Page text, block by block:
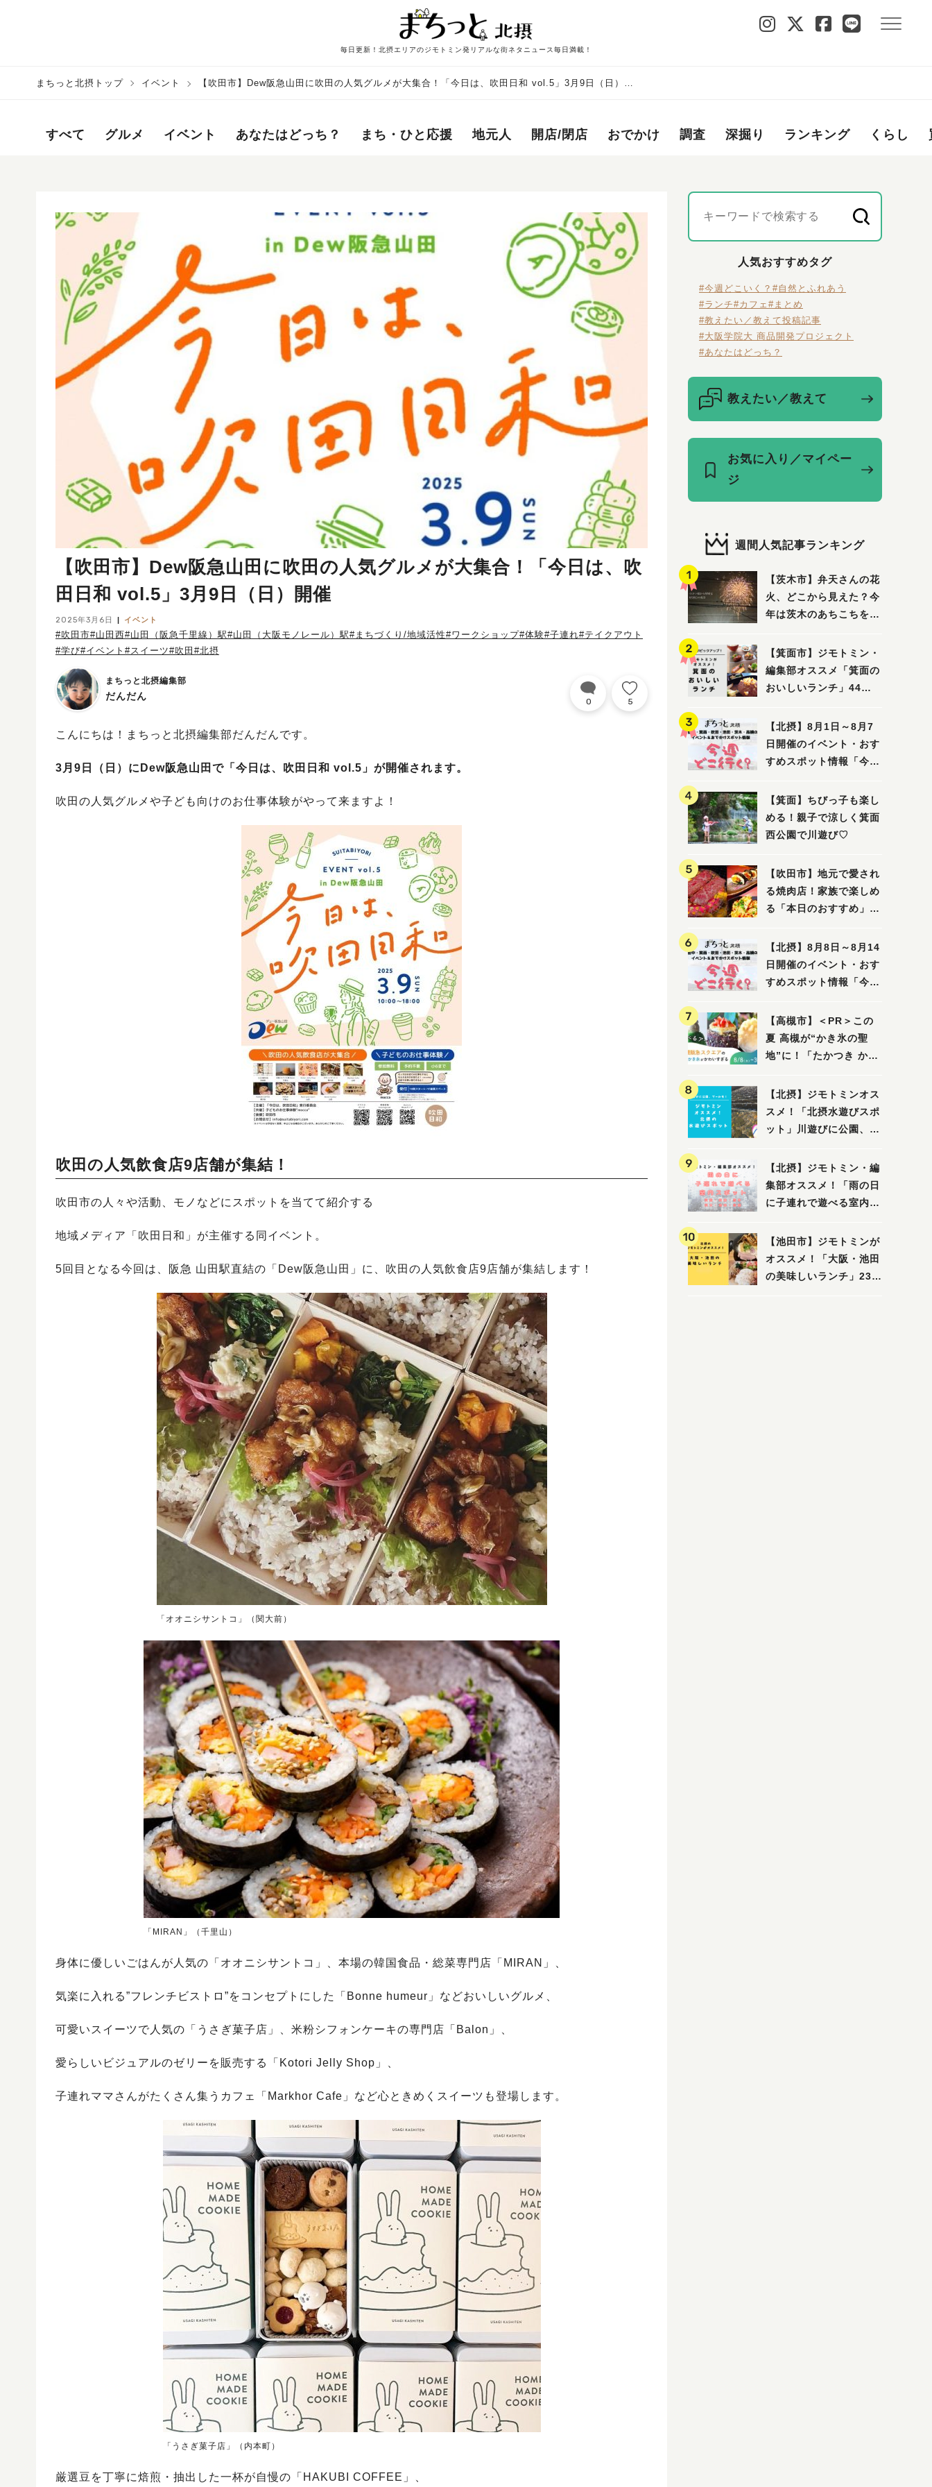
毎日更新！北摂エリアのジモトミン発リアルな街ネタニュース毎日満載！
まちっと北摂トップ イベント
【吹田市】Dew阪急山田に吹田の人気グルメが大集合！「今日は、吹田日和 vol.5」3月9日（日）開
すべて グルメ イベント あなたはどっち？ まち・ひと応援 地元人 開店/閉店 おでかけ 調査 深掘り ランキング くらし
【吹田市】Dew阪急山田に吹田の人気グルメが大集合！「今日は、吹
田日和 vol.5」3月9日（日）開催
2025年3月6日 イベント
#吹田市#山田西#山田（阪急千里線）駅#山田（大阪モノレール）駅#まちづくり/地域活性#ワークショップ#体験#子連れ#テイクアウト
#学び#イベント #スイーツ#吹田 #北摂
まちっと北摂編集部
だんだん 0 5
こんにちは！まちっと北摂編集部だんだんです。
3月9日（日）にDew阪急山田で「今日は、吹田日和 vol.5」が開催されます。
吹田の人気グルメや子ども向けのお仕事体験がやって来ますよ！
吹田の人気飲食店9店舗が集結！
吹田市の人々や活動、モノなどにスポットを当てて紹介する
地域メディア「吹田日和」が主催する同イベント。
5回目となる今回は、阪急 山田駅直結の「Dew阪急山田」に、吹田の人気飲食店9店舗が集結します！
「オオニシサントコ」（関大前）
「MIRAN」（千里山）
身体に優しいごはんが人気の「オオニシサントコ」、本場の韓国食品・総菜専門店「MIRAN」、
気楽に入れる”フレンチビストロ”をコンセプトにした「Bonne humeur」などおいしいグルメ、
可愛いスイーツで人気の「うさぎ菓子店」、米粉シフォンケーキの専門店「Balon」、
愛らしいビジュアルのゼリーを販売する「Kotori Jelly Shop」、
子連れママさんがたくさん集うカフェ「Markhor Cafe」など心ときめくスイーツも登場します。
「うさぎ菓子店」（内本町）
厳選豆を丁寧に焙煎・抽出した一杯が自慢の「HAKUBI COFFEE」、
人気おすすめタグ
#今週どこいく？ #自然とふれあう
#ランチ#カフェ #まとめ
#教えたい／教えて投稿記事
#大阪学院大 商品開発プロジェクト
#あなたはどっち？
教えたい／教えて
お気に入り／マイペー
ジ
週間人気記事ランキング
【茨木市】弁天さんの花
火、どこから見えた？今
年は茨木のあちこちを巡
【箕面市】ジモトミン・
編集部オススメ「箕面の
おいしいランチ」44
から穴場まで！〜
【北摂】8月1日～8月7
日開催のイベント・おす
すめスポット情報「今週
面・吹田・池田・茨木・
高槻）
【箕面】ちびっ子も楽し
める！親子で涼しく箕面
西公園で川遊び♡
【吹田市】地元で愛され
る焼肉店！家族で楽しめ
る「本日のおすすめ」で
【北摂】8月8日～8月14
日開催のイベント・おす
すめスポット情報「今週
面・吹田・池田・茨木・
高槻）
【高槻市】＜PR＞この
夏 高槻が“かき氷の聖
地”に！「たかつき かき
8日（土）～31日（月）
【北摂】ジモトミンオス
スメ！「北摂水遊びスポ
ット」川遊びに公園、プ
吹田・茨木・高槻）
【北摂】ジモトミン・編
集部オススメ！「雨の日
に子連れで遊べる室内ス
箕面・吹田・豊中・茨
木・池田）
【池田市】ジモトミンが
オススメ！「大阪・池田
の美味しいランチ」23